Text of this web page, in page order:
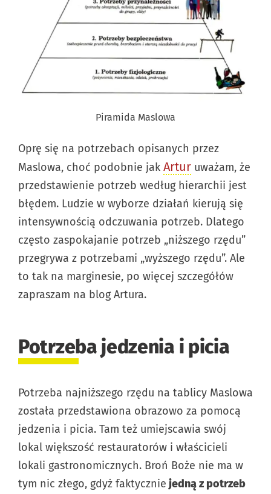
Piramida Maslowa
Oprę się na potrzebach opisanych przez
Maslowa, choć podobnie jak Artur uważam, że
przedstawienie potrzeb według hierarchii jest
błędem. Ludzie w wyborze działań kierują się
intensywnością odczuwania potrzeb. Dlatego
często zaspokajanie potrzeb „niższego rzędu”
przegrywa z potrzebami „wyższego rzędu”. Ale
to tak na marginesie, po więcej szczegółów
zapraszam na blog Artura.
Potrzeba jedzenia i picia
Potrzeba najniższego rzędu na tablicy Maslowa
została przedstawiona obrazowo za pomocą
jedzenia i picia. Tam też umiejscawia swój
lokal większość restauratorów i właścicieli
lokali gastronomicznych. Broń Boże nie ma w
tym nic złego, gdyż faktycznie jedną z potrzeb